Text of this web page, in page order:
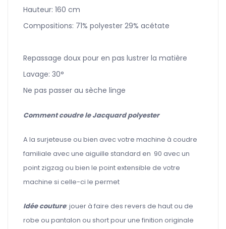
Hauteur: 160 cm
Compositions: 71% polyester 29% acétate
Repassage doux pour en pas lustrer la matière
Lavage: 30°
Ne pas passer au sèche linge
Comment coudre le Jacquard polyester
A la surjeteuse ou bien avec votre machine à coudre
familiale avec une aiguille standard en 90 avec un
point zigzag ou bien le point extensible de votre
machine si celle-ci le permet
Idée couture: jouer à faire des revers de haut ou de
robe ou pantalon ou short pour une finition originale